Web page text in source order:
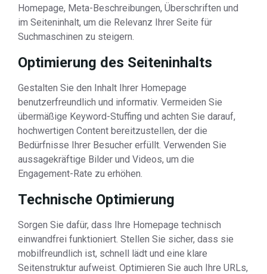
Homepage, Meta-Beschreibungen, Überschriften und
im Seiteninhalt, um die Relevanz Ihrer Seite für
Suchmaschinen zu steigern.
Optimierung des Seiteninhalts
Gestalten Sie den Inhalt Ihrer Homepage
benutzerfreundlich und informativ. Vermeiden Sie
übermäßige Keyword-Stuffing und achten Sie darauf,
hochwertigen Content bereitzustellen, der die
Bedürfnisse Ihrer Besucher erfüllt. Verwenden Sie
aussagekräftige Bilder und Videos, um die
Engagement-Rate zu erhöhen.
Technische Optimierung
Sorgen Sie dafür, dass Ihre Homepage technisch
einwandfrei funktioniert. Stellen Sie sicher, dass sie
mobilfreundlich ist, schnell lädt und eine klare
Seitenstruktur aufweist. Optimieren Sie auch Ihre URLs,